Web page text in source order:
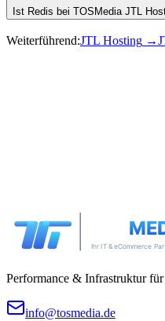
Ist Redis bei TOSMedia JTL
Weiterführend:JTL Hosting →
Performance & Infrastruktur
info@tosmedia.de